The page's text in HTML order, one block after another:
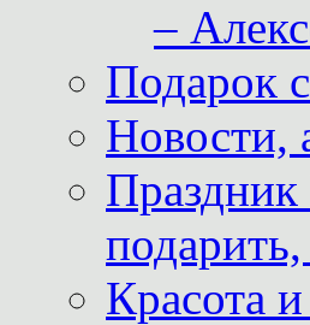
–
Подарок
Новости,
Праздник
Красота